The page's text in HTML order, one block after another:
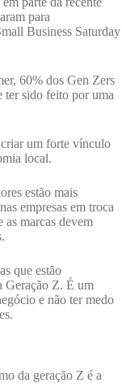
para
Business Saturday
60% dos Gen Zers
ter sido feito por uma
um forte vínculo
local.
estão mais
empresas em troca
as marcas devem
que estão
Geração Z. É um
e não ter medo
da geração Z é a